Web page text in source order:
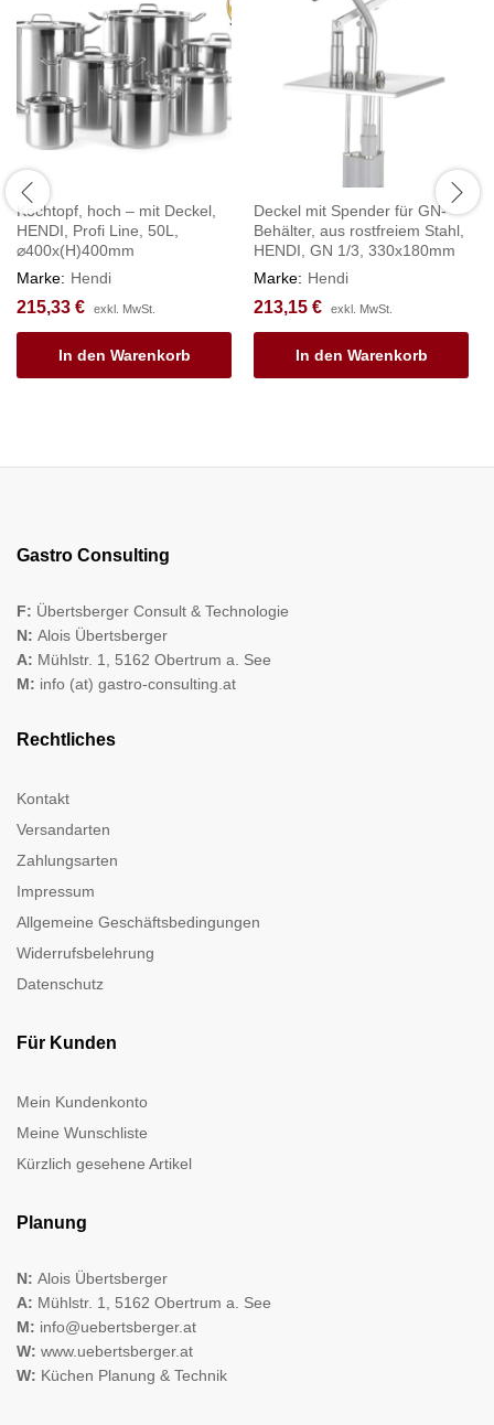
Kochtopf, hoch – mit Deckel,
HENDI, Profi Line, 50L,
⌀400x(H)400mm
Marke: Hendi
215,33 € exkl. MwSt.
In den Warenkorb
Deckel mit Spender für GN-
Behälter, aus rostfreiem Stahl,
HENDI, GN 1/3, 330x180mm
Marke: Hendi
213,15 € exkl. MwSt.
In den Warenkorb
Gastro Consulting
F: Übertsberger Consult & Technologie
N: Alois Übertsberger
A: Mühlstr. 1, 5162 Obertrum a. See
M: info (at) gastro-consulting.at
Rechtliches
Kontakt
Versandarten
Zahlungsarten
Impressum
Allgemeine Geschäftsbedingungen
Widerrufsbelehrung
Datenschutz
Für Kunden
Mein Kundenkonto
Meine Wunschliste
Kürzlich gesehene Artikel
Planung
N: Alois Übertsberger
A: Mühlstr. 1, 5162 Obertrum a. See
M: info@uebertsberger.at
W: www.uebertsberger.at
W: Küchen Planung & Technik